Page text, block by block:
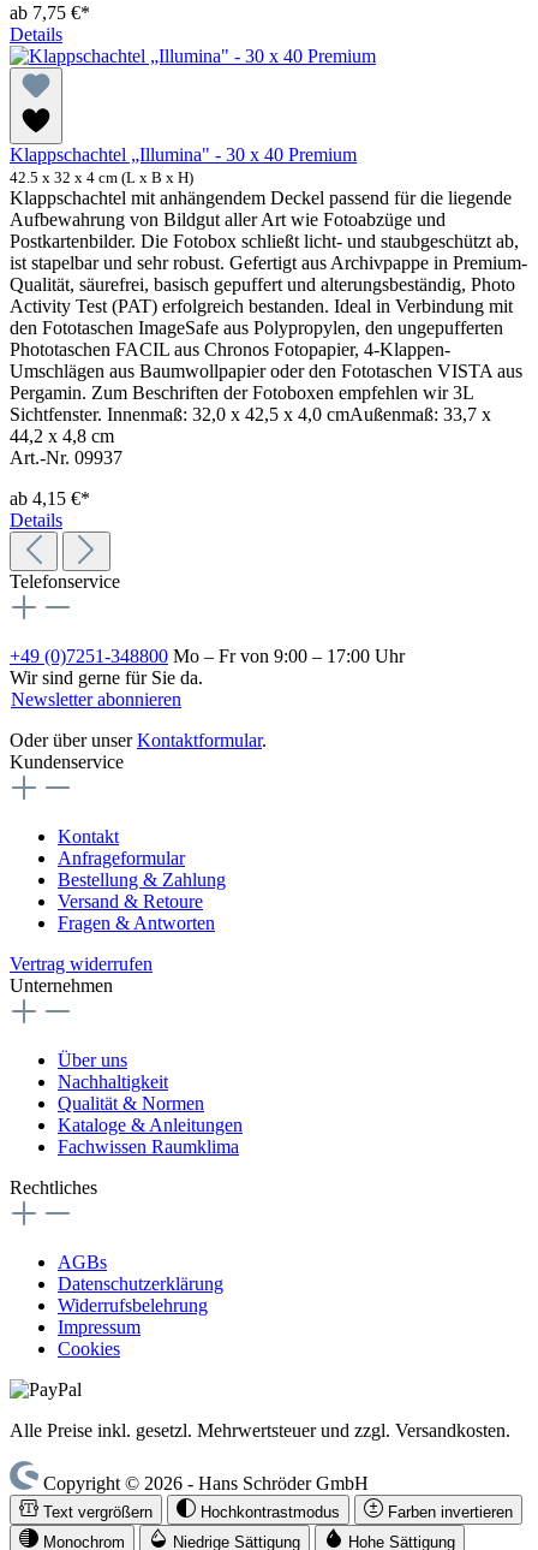
ab 7,75 €*
Details
Klappschachtel „Illumina" - 30 x 40 Premium
42.5 x 32 x 4 cm (L x B x H)
Klappschachtel mit anhängendem Deckel passend für die liegende
Aufbewahrung von Bildgut aller Art wie Fotoabzüge und
Postkartenbilder. Die Fotobox schließt licht- und staubgeschützt ab,
ist stapelbar und sehr robust. Gefertigt aus Archivpappe in Premium-
Qualität, säurefrei, basisch gepuffert und alterungsbeständig, Photo
Activity Test (PAT) erfolgreich bestanden. Ideal in Verbindung mit
den Fototaschen ImageSafe aus Polypropylen, den ungepufferten
Phototaschen FACIL aus Chronos Fotopapier, 4-Klappen-
Umschlägen aus Baumwollpapier oder den Fototaschen VISTA aus
Pergamin. Zum Beschriften der Fotoboxen empfehlen wir 3L
Sichtfenster. Innenmaß: 32,0 x 42,5 x 4,0 cmAußenmaß: 33,7 x
44,2 x 4,8 cm
Art.-Nr. 09937
ab 4,15 €*
Details
Telefonservice
+49 (0)7251-348800 Mo – Fr von 9:00 – 17:00 Uhr
Wir sind gerne für Sie da.
Newsletter abonnieren
Oder über unserKontaktformular.
Kundenservice
Kontakt
Anfrageformular
Bestellung & Zahlung
Versand & Retoure
Fragen & Antworten
Vertrag widerrufen
Unternehmen
Über uns
Nachhaltigkeit
Qualität & Normen
Kataloge & Anleitungen
Fachwissen Raumklima
Rechtliches
AGBs
Datenschutzerklärung
Widerrufsbelehrung
Impressum
Cookies
Alle Preise inkl. gesetzl. Mehrwertsteuer und zzgl. Versandkosten.
Copyright © 2026 - Hans Schröder GmbH
Text vergrößern Hochkontrastmodus
Farben invertieren
Monochrom
Niedrige Sättigung Hohe Sättigung